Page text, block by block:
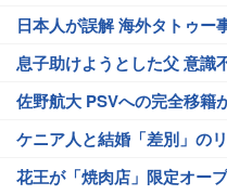
日本人が誤解 海外タトゥー
息子助けようとした父 意識
佐野航大 PSVへの完全移籍
ケニア人と結婚「差別」の
花王が「焼肉店」限定オー